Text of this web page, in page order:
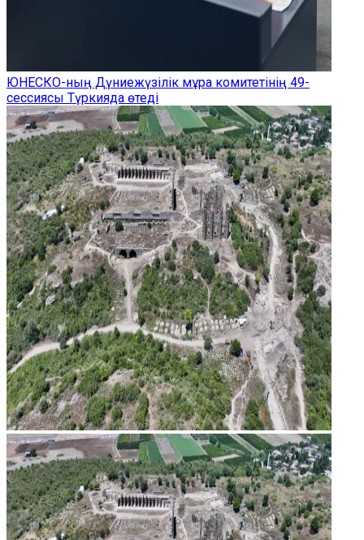
ЮНЕСКО-ның Дүниежүзілік мұра комитетінің 49-
сессиясы Түркияда өтеді